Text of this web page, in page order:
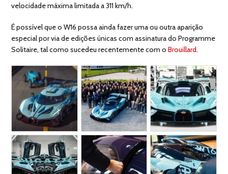
velocidade máxima limitada a 311 km/h.
É possível que o W16 possa ainda fazer uma ou outra aparição
especial por via de edições únicas com assinatura do Programme
Solitaire, tal como sucedeu recentemente com oBrouillard.